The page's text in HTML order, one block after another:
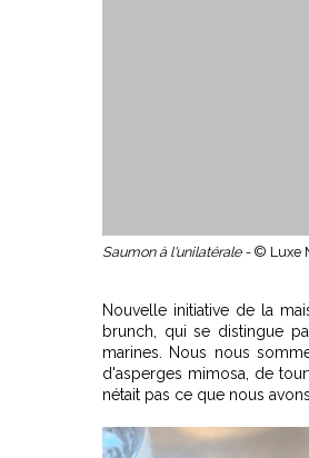
Saumon à l'unilatérale - © Luxe
Nouvelle initiative de la
brunch, qui se distingue
marines. Nous nous
d'asperges mimosa, de
nétait pas ce que nous